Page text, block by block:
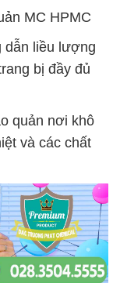
MC HPMC
dẫn liều lượng
bị đầy đủ
quản nơi khô
và các chất